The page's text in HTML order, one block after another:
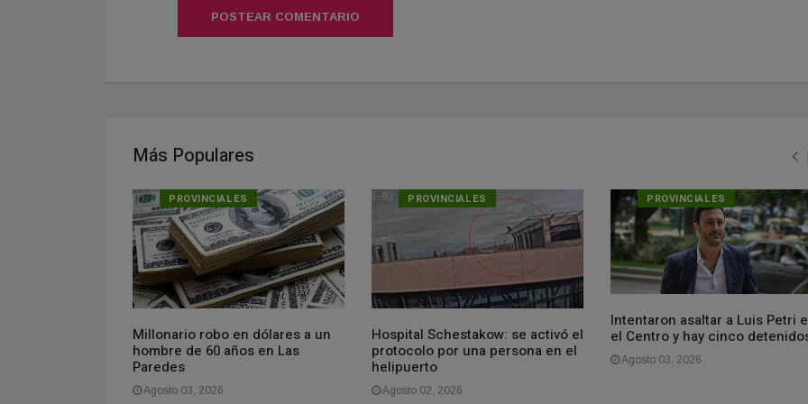
POSTEAR COMENTARIO
Más Populares
PROVINCIALES
Millonario robo en dólares a un
hombre de 60 años en Las
Paredes
Agosto 03, 2026
PROVINCIALES
Hospital Schestakow: se activó el
protocolo por una persona en el
helipuerto
Agosto 02, 2026
PROVINCIALES
Intentaron asaltar a Luis Petri
el Centro y hay cinco
Agosto 03, 2026